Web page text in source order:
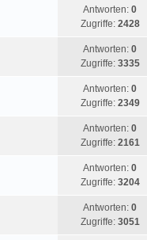
Antworten: 0
Zugriffe: 2428
Antworten: 0
Zugriffe: 3335
Antworten: 0
Zugriffe: 2349
Antworten: 0
Zugriffe: 2161
Antworten: 0
Zugriffe: 3204
Antworten: 0
Zugriffe: 3051